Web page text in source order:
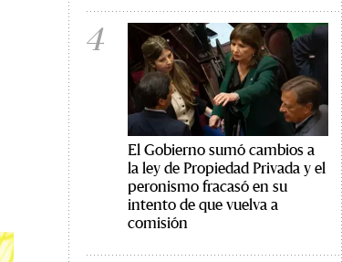
4
El Gobierno sumó cambios a
la ley de Propiedad Privada y el
peronismo fracasó en su
intento de que vuelva a
comisión